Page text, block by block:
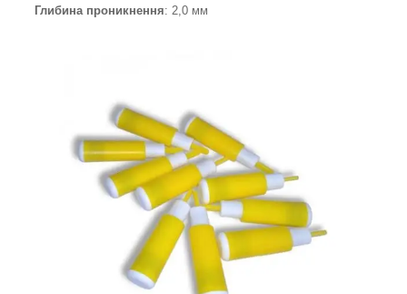
Глибина проникнення: 2,0 мм